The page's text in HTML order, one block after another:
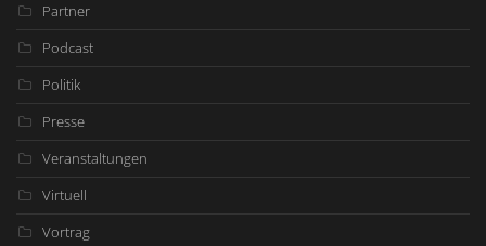
Partner
Podcast
Politik
Presse
Veranstaltungen
Virtuell
Vortrag